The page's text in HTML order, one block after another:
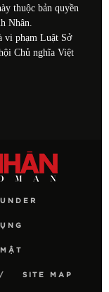
thuộc bản quyền
Nhân.
vi phạm Luật Sở
Chủ nghĩa Việt
SITE MAP